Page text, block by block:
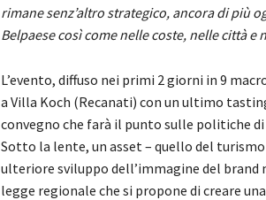
rimane senz’altro strategico, ancora di più
Belpaese così come nelle coste, nelle città e
L’evento, diffuso nei primi 2 giorni in 9
a Villa Koch (Recanati) con un ultimo
convegno che farà il punto sulle politiche
Sotto la lente, un asset – quello del
ulteriore sviluppo dell’immagine del brand
legge regionale che si propone di creare